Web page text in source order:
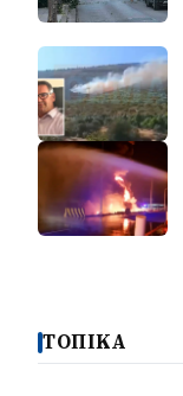
ΤΟΠΙΚΑ